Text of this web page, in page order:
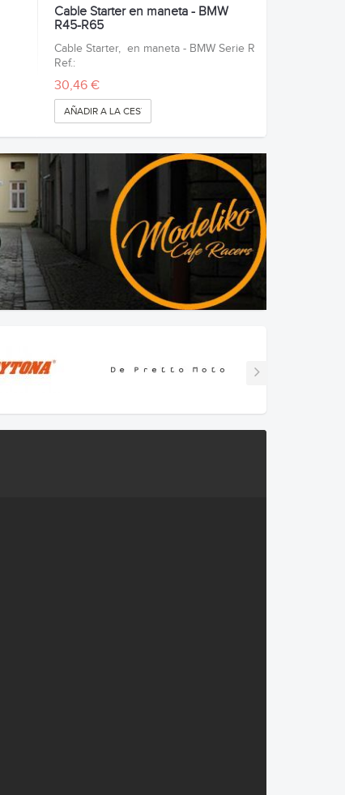
Cable Starter en maneta - BMW
R45-R65
Cable Starter, en maneta - BMW Serie R
Ref.:
30,46 €
AÑADIR A LA CESTA